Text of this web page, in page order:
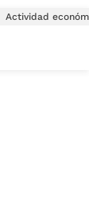
Actividad